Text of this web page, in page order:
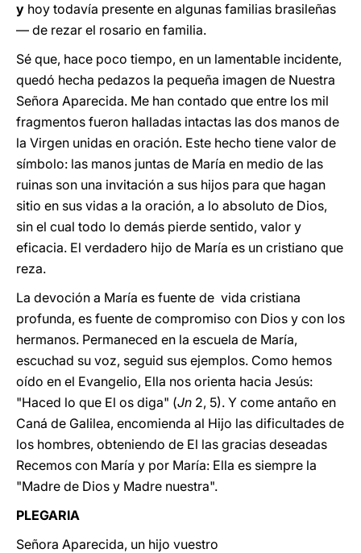
y hoy todavía presente en algunas familias brasileñas
— de rezar el rosario en familia.
Sé que, hace poco tiempo, en un lamentable incidente,
quedó hecha pedazos la pequeña imagen de Nuestra
Señora Aparecida. Me han contado que entre los mil
fragmentos fueron halladas intactas las dos manos de
la Virgen unidas en oración. Este hecho tiene valor de
símbolo: las manos juntas de María en medio de las
ruinas son una invitación a sus hijos para que hagan
sitio en sus vidas a la oración, a lo absoluto de Dios,
sin el cual todo lo demás pierde sentido, valor y
eficacia. El verdadero hijo de María es un cristiano que
reza.
La devoción a María es fuente de vida cristiana
profunda, es fuente de compromiso con Dios y con los
hermanos. Permaneced en la escuela de María,
escuchad su voz, seguid sus ejemplos. Como hemos
oído en el Evangelio, Ella nos orienta hacia Jesús:
"Haced lo que El os diga" (Jn 2, 5). Y come antaño en
Caná de Galilea, encomienda al Hijo las dificultades de
los hombres, obteniendo de El las gracias deseadas
Recemos con María y por María: Ella es siempre la
"Madre de Dios y Madre nuestra".
PLEGARIA
Señora Aparecida, un hijo vuestro